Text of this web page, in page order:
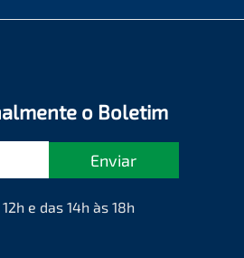
o Boletim
Enviar
e das 14h às 18h